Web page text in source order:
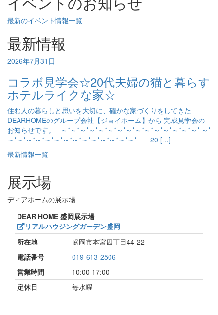
最新のイベント情報一覧
最新情報
2026年7月31日
コラボ見学会☆20代夫婦の猫と暮らす
ホテルライクな家☆
住む人の暮らしと思いを大切に、確かな家づくりをしてきた
DEARHOMEのグループ会社【ジョイホーム】から 完成見学会の
お知らせです。 ～*～*～*～*～*～*～*～*～*～*～*～*～*～*～* ～*
～*～*～*～*～*～*～*～*～*～*～*～*～*～* 20 […]
最新情報一覧
展示場
ディアホームの展示場
DEAR HOME 盛岡展示場
リアルハウジングガーデン盛岡
所在地
盛岡市本宮四丁目44-22
電話番号
019-613-2506
営業時間
10:00-17:00
定休日
毎水曜